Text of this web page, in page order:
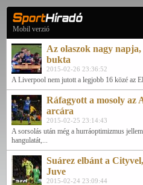
Mobil verzió
Az olaszok nagy
bukta
2015-02-26 23:36:52
A Liverpool nem jutott a legjobb 16 közé az
Ráfagyott a mosoly az
arcára
2015-02-25 23:14:43
A sorsolás után még a hurráoptimizmus
hangulatát,...
Suárez elbánt a
Juve
2015-02-24 23:09:44